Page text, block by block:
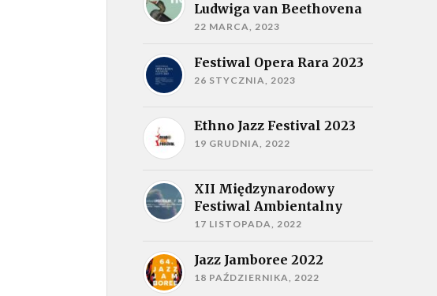
Ludwiga van Beethovena
22 MARCA, 2023
Festiwal Opera Rara 2023
26 STYCZNIA, 2023
Ethno Jazz Festival 2023
19 GRUDNIA, 2022
XII Międzynarodowy
Festiwal Ambientalny
17 LISTOPADA, 2022
Jazz Jamboree 2022
18 PAŹDZIERNIKA, 2022